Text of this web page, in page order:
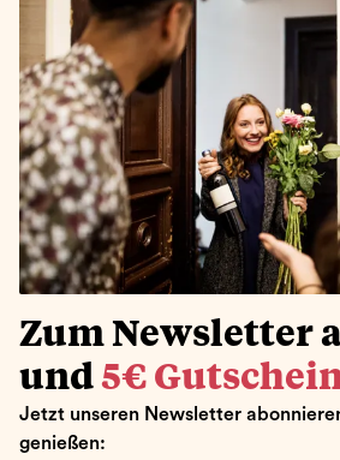
Zum Newsletter
und 5€
Jetzt unseren Newsletter
genießen: